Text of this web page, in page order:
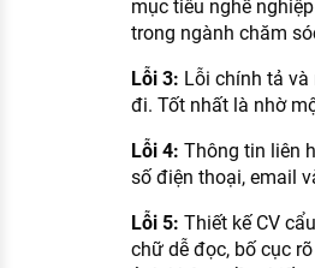
mục tiêu nghề
trong ngành chăm
Lỗi 3: Lỗi chính tả
đi. Tốt nhất là nhờ
Lỗi 4: Thông tin liên
số điện thoại, email
Lỗi 5: Thiết kế CV
chữ dễ đọc, bố cục